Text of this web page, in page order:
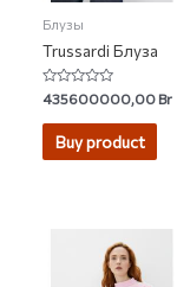
Блузы
Trussardi Блуза
Rated
0
out
435600000,00Br
Buy product